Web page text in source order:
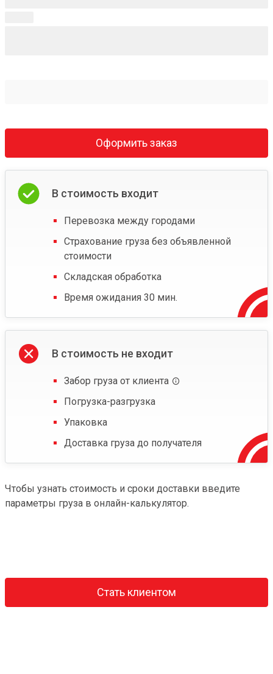
Оформить заказ
В стоимость входит
Перевозка между городами
Страхование груза без объявленной
стоимости
Складская обработка
Время ожидания 30 мин.
В стоимость не входит
Забор груза от клиента
Погрузка-разгрузка
Упаковка
Доставка груза до получателя
Чтобы узнать стоимость и сроки доставки введите
параметры груза в онлайн-калькулятор.
Стать клиентом